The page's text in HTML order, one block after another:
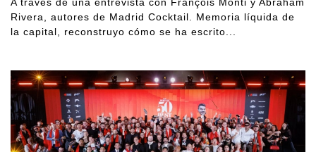
Rivera, autores de Madrid Cocktail. Memoria líquida de
la capital, reconstruyo cómo se ha escrito...